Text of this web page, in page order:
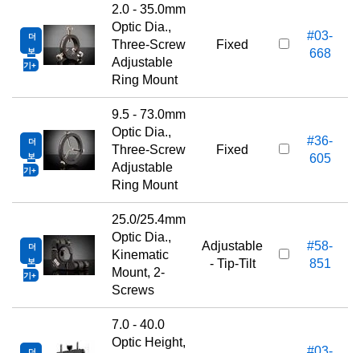
더
보
기
2.0 - 35.0mm
Optic Dia.,
Three-Screw
Adjustable
Ring Mount
Fixed
#03-
668
더
보
기
9.5 - 73.0mm
Optic Dia.,
Three-Screw
Adjustable
Ring Mount
Fixed
#36-
605
더
보
기
25.0/25.4mm
Optic Dia.,
Kinematic
Mount, 2-
Screws
Adjustable
- Tip-Tilt
#58-
851
7.0 - 40.0
Optic Height,